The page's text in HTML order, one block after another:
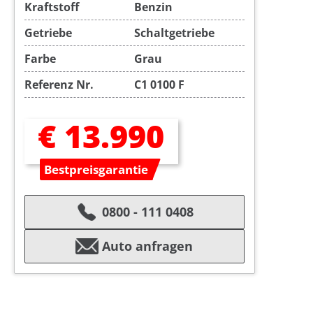
Kraftstoff
Benzin
Getriebe
Schaltgetriebe
Farbe
Grau
Referenz Nr.
C1 0100 F
€ 13.990
Bestpreisgarantie
0800 - 111 0408
Auto anfragen